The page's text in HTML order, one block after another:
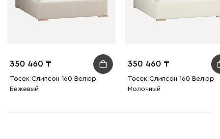
350 460
Төсек Слипсон 160 Велюр
Бежевый
350 460
Төсек Слипсон 160 Велюр
Молочный